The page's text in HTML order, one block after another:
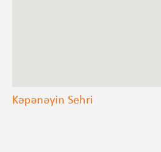
Kəpənəyin Sehri